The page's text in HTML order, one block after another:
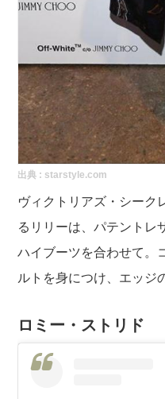
出典 : starstyle.com
ヴィクトリアズ・シーク
るリリーは、パテントレ
ハイブーツを合わせて。
ルトを身につけ、エッジ
ロミー・ストリド